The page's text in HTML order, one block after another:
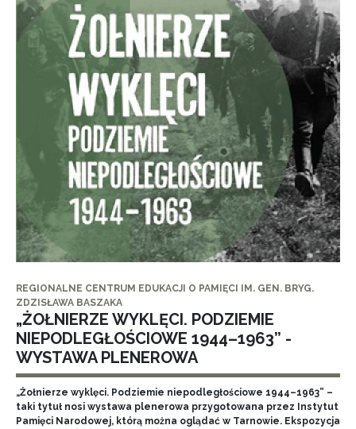
REGIONALNE CENTRUM EDUKACJI O PAMIĘCI IM. GEN. BRYG.
ZDZISŁAWA BASZAKA
„ŻOŁNIERZE WYKLĘCI. PODZIEMIE
NIEPODLEGŁOŚCIOWE 1944–1963” -
WYSTAWA PLENEROWA
„Żołnierze wyklęci. Podziemie niepodległościowe 1944–1963” –
taki tytuł nosi wystawa plenerowa przygotowana przez Instytut
Pamięci Narodowej, którą można oglądać w Tarnowie. Ekspozycja